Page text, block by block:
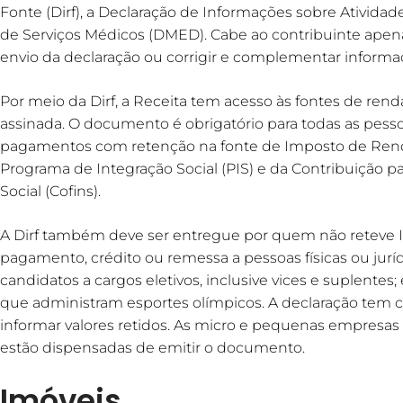
Fonte (Dirf), a Declaração de Informações sobre
de Serviços Médicos (DMED). Cabe ao contribuinte
envio da declaração ou corrigir e complementar
Por meio da Dirf, a Receita tem acesso às fontes de
assinada. O documento é obrigatório para todas as
pagamentos com retenção na fonte de Imposto de
Programa de Integração Social (PIS) e da Contribuição
Social (Cofins).
A Dirf também deve ser entregue por quem não reteve
pagamento, crédito ou remessa a pessoas físicas ou
candidatos a cargos eletivos, inclusive vices e
que administram esportes olímpicos. A declaração tem
informar valores retidos. As micro e pequenas
estão dispensadas de emitir o documento.